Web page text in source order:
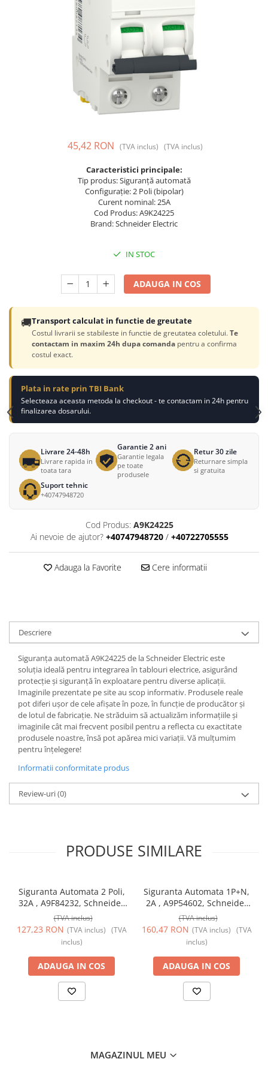
Prize și fișe industriale
Suporturi de fixare
Variator de tensiune
45,42 RON (TVA inclus) (TVA inclus)
Caracteristici principale:
Tip produs: Siguranță automată
Configurație: 2 Poli (bipolar)
Curent nominal: 25A
Cod Produs: A9K24225
Brand: Schneider Electric
IN STOC
ADAUGA IN COS
🚚Transport calculat in functie de greutate
Costul livrarii se stabileste in functie de greutatea coletului.Te
contactam in maxim 24h dupa comanda pentru a confirma
costul exact.
Plata in rate prin TBI Bank
Selecteaza aceasta metoda la checkout - te contactam in 24h pentru
finalizarea dosarului.
Livrare 24-48h
Livrare rapida in
toata tara
Garantie 2 ani
Garantie legala
pe toate
produsele
Retur 30 zile
Returnare simpla
si gratuita
Suport tehnic
+40747948720
Cod Produs: A9K24225
Ai nevoie de ajutor? +40747948720 / +40722705555
Adauga la Favorite Cere informatii
Descriere
Siguranța automată A9K24225 de la Schneider Electric este
soluția ideală pentru integrarea în tablouri electrice, asigurând
protecție și siguranță în exploatare pentru diverse aplicații.
Imaginile prezentate pe site au scop informativ. Produsele reale
pot diferi ușor de cele afișate în poze, în funcție de producător și
de lotul de fabricație. Ne străduim să actualizăm informațiile și
imaginile cât mai frecvent posibil pentru a reflecta cu exactitate
produsele noastre, însă pot apărea mici variații. Vă mulțumim
pentru înțelegere!
Informatii conformitate produs
Review-uri(0)
PRODUSE SIMILARE
Siguranta Automata 2 Poli,
32A , A9F84232, Schneider
Electric
(TVA inclus)
127,23 RON (TVA inclus) (TVA
inclus)
ADAUGA IN COS
Siguranta Automata 1P+N,
2A , A9P54602, Schneider
Electric
(TVA inclus)
160,47 RON (TVA inclus) (TVA
inclus)
ADAUGA IN COS
MAGAZINUL MEU